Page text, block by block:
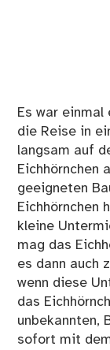
Es war einmal
die Reise in
langsam auf
Eichhörnchen
geeigneten
Eichhörnchen
kleine
mag das
es dann auch
wenn diese
das
unbekannten,
sofort mit